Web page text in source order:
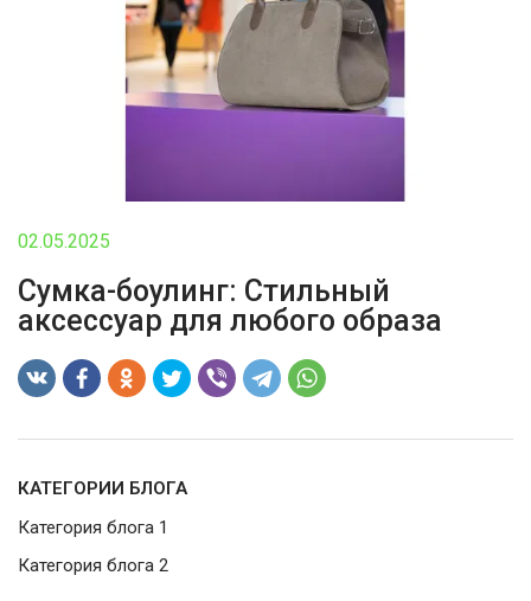
ПАРОЛЬ?
02.05.2025
Сумка-боулинг: Стильный
аксессуар для любого образа
КАТЕГОРИИ БЛОГА
Категория блога 1
Категория блога 2